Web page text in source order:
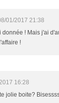
01/2017 21:38
donnée ! Mais j'ai
!
16:28
jolie boite?